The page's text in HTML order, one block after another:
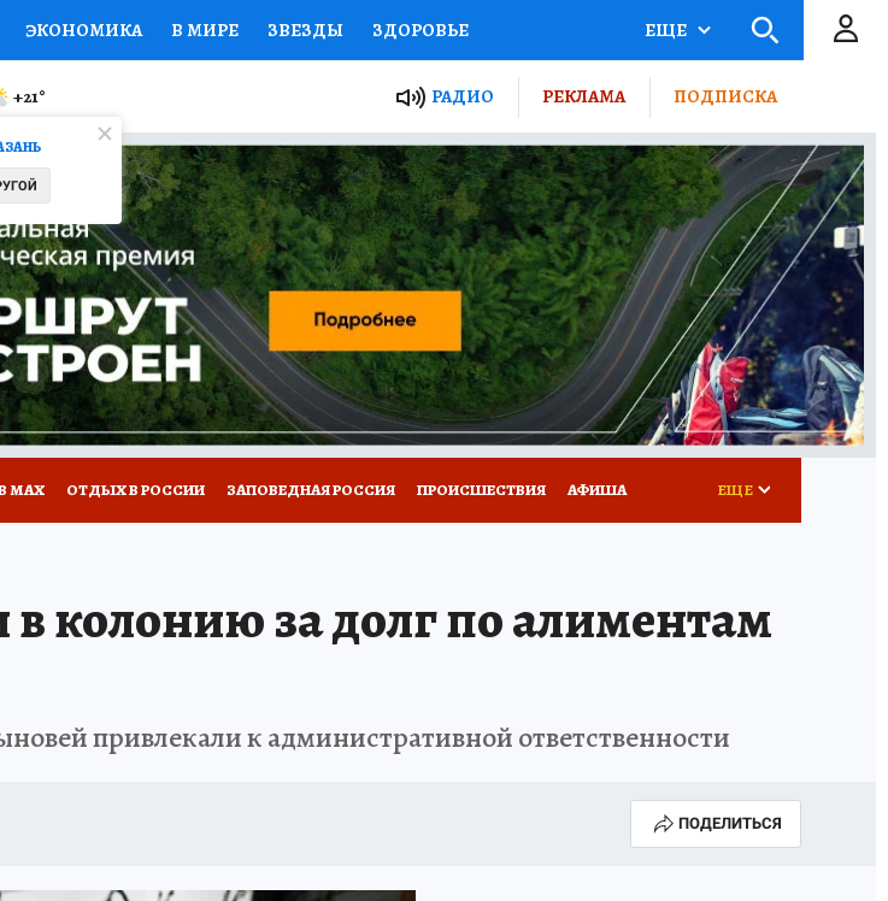
ЭКОНОМИКА В МИРЕ ЗВЕЗДЫ ЗДОРОВЬЕ
НАЦИОНАЛЬНЫЕ ПРОЕКТЫ РОССИИ
Я ЗНАЮ СЕМЬЯ ЖЕНСКИЕ СЕКРЕТЫ ПУТЕВОДИТЕЛЬ
СПЕЦПРОЕКТЫ ДЕФИЦИТ ЖЕЛЕЗА ТУРИЗМ
КОНКУРСЫ РАБОТА У НАС ГИД ПОТРЕБИТЕЛЯ ВСЕ О КП
ЕЩЕ
+21° РАДИО РЕКЛАМА ПОДПИСКА
МАХ ОТДЫХ В РОССИИ ЗАПОВЕДНАЯ РОССИЯ ПРОИСШЕСТВИЯ АФИША ЕЩЕ
колонию за долг по алиментам
привлекали к административной ответственности
ПОДЕЛИТЬСЯ